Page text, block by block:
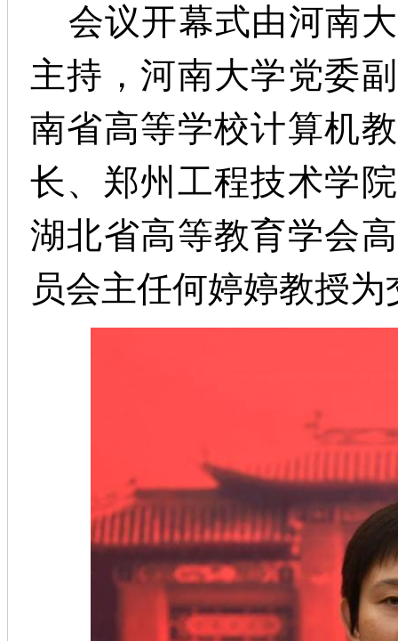
会议开幕式由河南
主持，河南大学党委
南省高等学校计算机
长、郑州工程技术学
湖北省高等教育学会
员会主任何婷婷教授